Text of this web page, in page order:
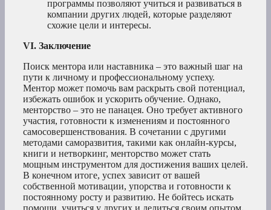
программы позволяют учиться и развиваться в
компании других людей, которые разделяют
схожие цели и интересы.
VI. Заключение
Поиск ментора или наставника – это важный шаг на
пути к личному и профессиональному успеху.
Ментор может помочь вам раскрыть свой потенциал,
избежать ошибок и ускорить обучение. Однако,
менторство – это не панацея. Оно требует активного
участия, готовности к изменениям и постоянного
самосовершенствования. В сочетании с другими
методами саморазвития, такими как онлайн-курсы,
книги и нетворкинг, менторство может стать
мощным инструментом для достижения ваших целей.
В конечном итоге, успех зависит от вашей
собственной мотивации, упорства и готовности к
постоянному росту и развитию. Не бойтесь искать